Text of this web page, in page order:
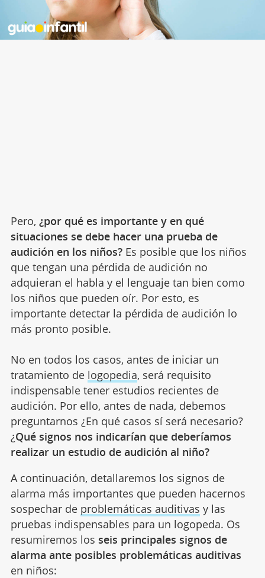
Pero, ¿por qué es importante y en qué
situaciones se debe hacer una prueba de
audición en los niños?Es posible que los niños
que tengan una pérdida de audición no
adquieran el habla y el lenguaje tan bien como
los niños que pueden oír. Por esto, es
importante detectar la pérdida de audición lo
más pronto posible.
No en todos los casos, antes de iniciar un
tratamiento de logopedia, será requisito
indispensable tener estudios recientes de
audición. Por ello, antes de nada, debemos
preguntarnos ¿En qué casos sí será necesario?
¿Qué signos nos indicarían que deberíamos
realizar un estudio de audición al niño?
A continuación, detallaremos los signos de
alarma más importantes que pueden hacernos
sospechar de problemáticas auditivas y las
pruebas indispensables para un logopeda. Os
resumiremos los seis principales signos de
alarma ante posibles problemáticas auditivas
en niños: